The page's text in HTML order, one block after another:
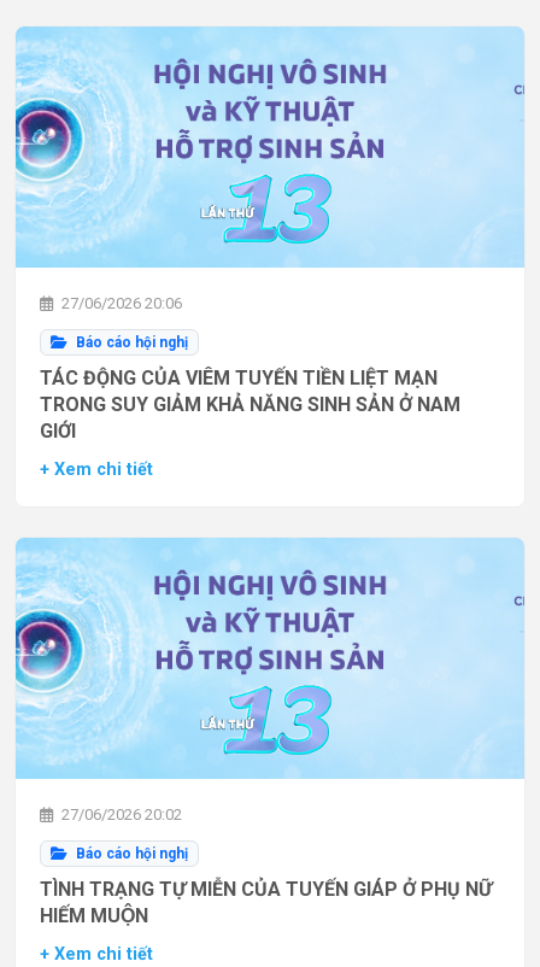
27/06/2026 20:06
Báo cáo hội nghị
TÁC ĐỘNG CỦA VIÊM TUYẾN TIỀN LIỆT MẠN
TRONG SUY GIẢM KHẢ NĂNG SINH SẢN Ở NAM
GIỚI
+ Xem chi tiết
27/06/2026 20:02
Báo cáo hội nghị
TÌNH TRẠNG TỰ MIỄN CỦA TUYẾN GIÁP Ở PHỤ NỮ
HIẾM MUỘN
+ Xem chi tiết